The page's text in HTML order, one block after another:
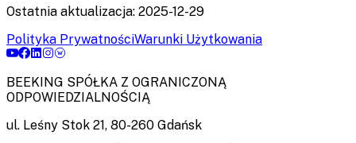
Ostatnia aktualizacja: 2025-12-29
Polityka PrywatnościWarunki Użytkowania
BEEKING SPÓŁKA Z OGRANICZONĄ
ODPOWIEDZIALNOŚCIĄ
ul. Leśny Stok 21, 80-260 Gdańsk